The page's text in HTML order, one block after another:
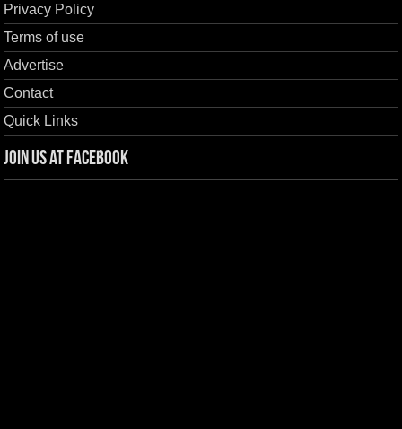
Privacy Policy
Terms of use
Advertise
Contact
Quick Links
Join us at Facebook